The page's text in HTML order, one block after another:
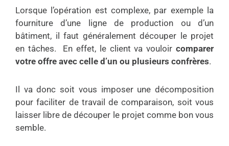
Lorsque l’opération est complexe, par exemple la
fourniture d’une ligne de production ou d’un
bâtiment, il faut généralement découper le projet
en tâches. En effet, le client va vouloir comparer
votre offre avec celle d’un ou plusieurs confrères.
Il va donc soit vous imposer une décomposition
pour faciliter de travail de comparaison, soit vous
laisser libre de découper le projet comme bon vous
semble.